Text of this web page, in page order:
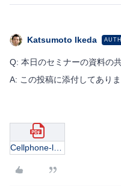
Katsumoto Ikeda
Q: 本日のセミナーの資料の
A: この投稿に添付してあり